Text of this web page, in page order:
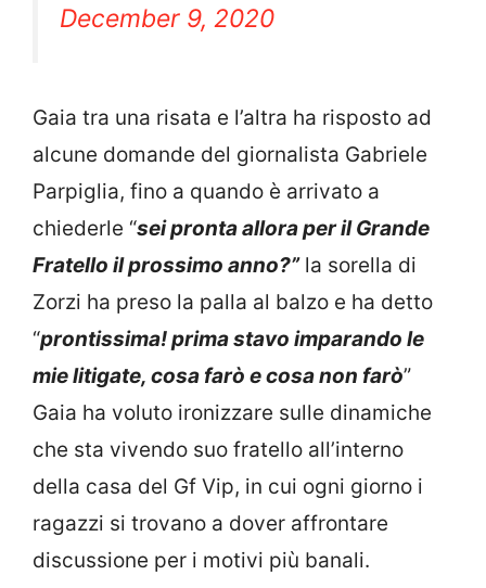
December 9, 2020
Gaia tra una risata e l’altra ha risposto ad
alcune domande del giornalista Gabriele
Parpiglia, fino a quando è arrivato a
chiederle “sei pronta allora per il Grande
Fratello il prossimo anno?”la sorella di
Zorzi ha preso la palla al balzo e ha detto
“prontissima! prima stavo imparando le
mie litigate, cosa farò e cosa non farò”
Gaia ha voluto ironizzare sulle dinamiche
che sta vivendo suo fratello all’interno
della casa del Gf Vip, in cui ogni giorno i
ragazzi si trovano a dover affrontare
discussione per i motivi più banali.